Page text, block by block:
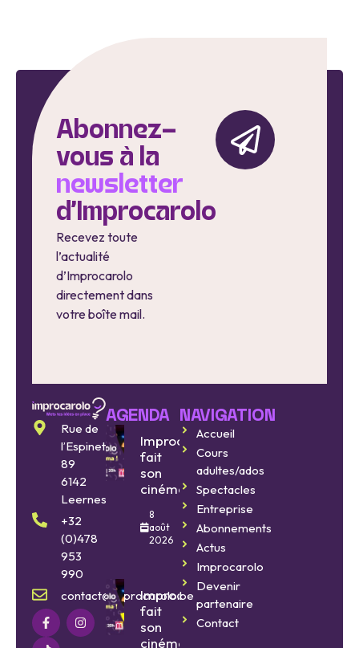
Abonnez-
vous à la
newsletter
d'Improcarolo
Recevez toute
l’actualité
d’Improcarolo
directement dans
votre boîte mail.
Rue de
l’Espinette
89
6142
Leernes
+32
(0)478
953
990
contact@improcarolo.be
AGENDA
Improcarolo
fait
son
cinéma
8
août
2026
Improcarolo
fait
son
cinéma
NAVIGATION
Accueil
Cours
adultes/ados
Spectacles
Entreprise
Abonnements
Actus
Improcarolo
Devenir
partenaire
Contact